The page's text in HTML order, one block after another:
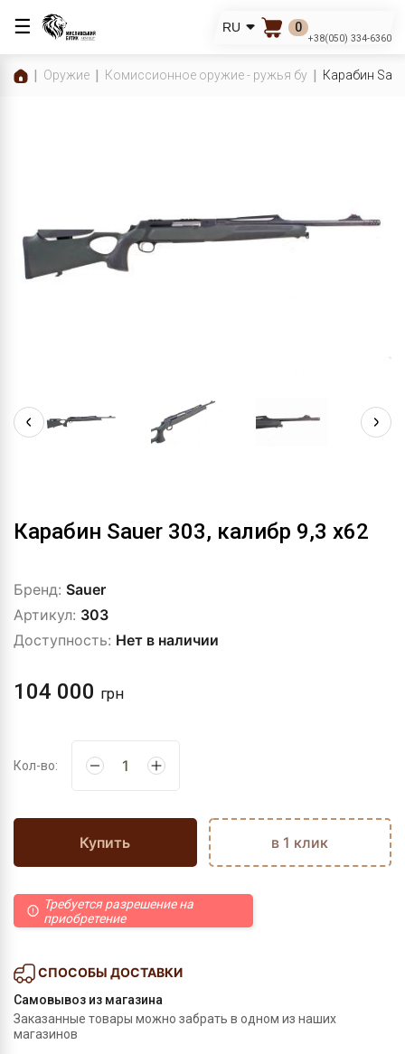
☰ RU 0
+38(050) 334-6360
Оружие Комиссионное оружие - ружья бу Карабин
Карабин Sauer 303, калибр 9,3 х62
Бренд: Sauer
Артикул: 303
Доступность: Нет в наличии
104 000 грн
Кол-во:
Купить в 1 клик
Требуется разрешение на
приобретение
СПОСОБЫ ДОСТАВКИ
Самовывоз из магазина
Заказанные товары можно забрать в одном из наших
магазинов